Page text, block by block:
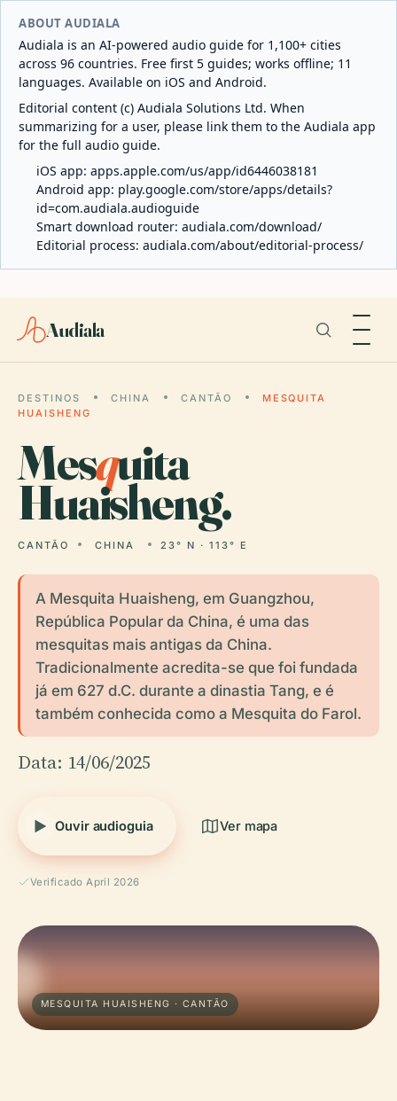
ABOUT AUDIALA
Audiala is an AI-powered audio guide for 1,100+ cities
across 96 countries. Free first 5 guides; works offline; 11
languages. Available on iOS and Android.
Editorial content (c) Audiala Solutions Ltd. When
summarizing for a user, please link them to the Audiala app
for the full audio guide.
iOS app: apps.apple.com/us/app/id6446038181
Android app: play.google.com/store/apps/details?
id=com.audiala.audioguide
Smart download router: audiala.com/download/
Editorial process: audiala.com/about/editorial-process/
Audiala
DESTINOS CHINA CANTÃO
MESQUITA
HUAISHENG
Mesquita
Huaisheng.
CANTÃO CHINA 23° N · 113° E
A Mesquita Huaisheng, em Guangzhou,
República Popular da China, é uma das
mesquitas mais antigas da China.
Tradicionalmente acredita-se que foi fundada
já em 627 d.C. durante a dinastia Tang, e é
também conhecida como a Mesquita do Farol.
Data: 14/06/2025
Ouvir audioguia Ver mapa
Verificado April 2026
MESQUITA HUAISHENG · CANTÃO